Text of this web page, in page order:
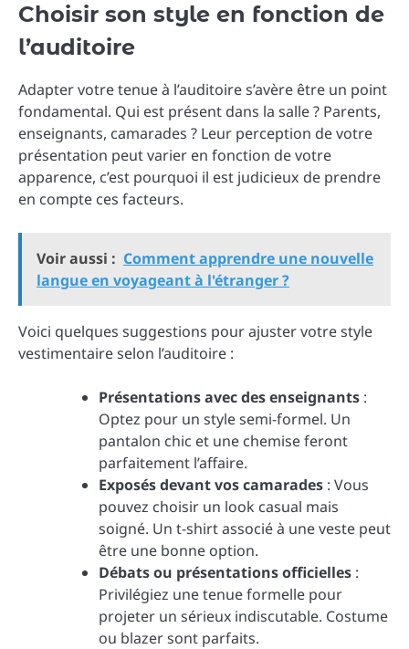
Choisir son style en fonction de
l’auditoire
Adapter votre tenue à l’auditoire s’avère être un point
fondamental. Qui est présent dans la salle ? Parents,
enseignants, camarades ? Leur perception de votre
présentation peut varier en fonction de votre
apparence, c’est pourquoi il est judicieux de prendre
en compte ces facteurs.
Voir aussi : Comment apprendre une nouvelle
langue en voyageant à l'étranger ?
Voici quelques suggestions pour ajuster votre style
vestimentaire selon l’auditoire :
Présentations avec des enseignants :
Optez pour un style semi-formel. Un
pantalon chic et une chemise feront
parfaitement l’affaire.
Exposés devant vos camarades : Vous
pouvez choisir un look casual mais
soigné. Un t-shirt associé à une veste peut
être une bonne option.
Débats ou présentations officielles :
Privilégiez une tenue formelle pour
projeter un sérieux indiscutable. Costume
ou blazer sont parfaits.